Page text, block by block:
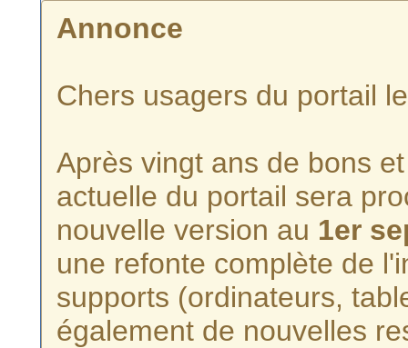
Annonce
Chers usagers du portail
Après vingt ans de bons
actuelle du portail sera
nouvelle version au 1er
une refonte complète de
supports (ordinateurs,
également de nouvelles